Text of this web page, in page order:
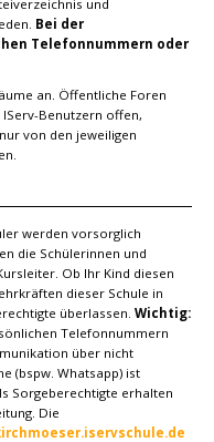
und
Bei der
Telefonnummern oder
an. Öffentliche Foren
Benutzern offen,
von den jeweiligen
werden vorsorglich
die Schülerinnen und
Ob Ihr Kind diesen
dieser Schule in
überlassen. Wichtig:
Telefonnummern
über nicht
(bspw. Whatsapp) ist
Sorgeberechtigte erhalten
Die